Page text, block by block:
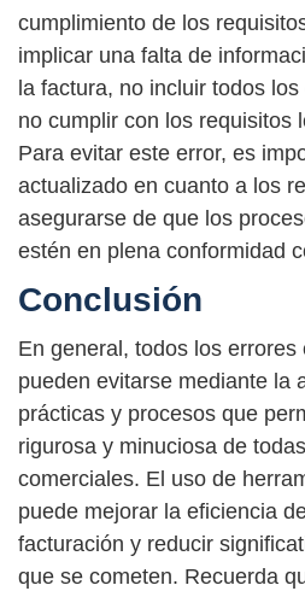
cumplimiento de los
implicar una falta de
la factura, no incluir todos
no cumplir con los requisitos
Para evitar este error, es
actualizado en cuanto a los
asegurarse de que los
estén en plena conformidad
Conclusión
En general, todos los errores
pueden evitarse mediante la
prácticas y procesos que
rigurosa y minuciosa de
comerciales. El uso de
puede mejorar la eficiencia
facturación y reducir
que se cometen. Recuerda